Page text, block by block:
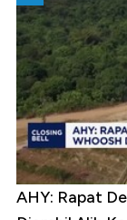
AHY: Rapat